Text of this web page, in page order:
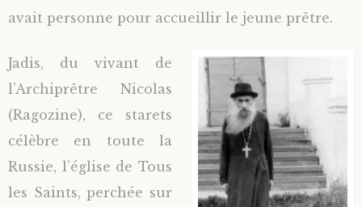
avait personne pour accueillir le jeune prêtre.
Jadis, du vivant de
l’Archiprêtre Nicolas
(Ragozine), ce starets
célèbre en toute la
Russie, l’église de Tous
les Saints, perchée sur